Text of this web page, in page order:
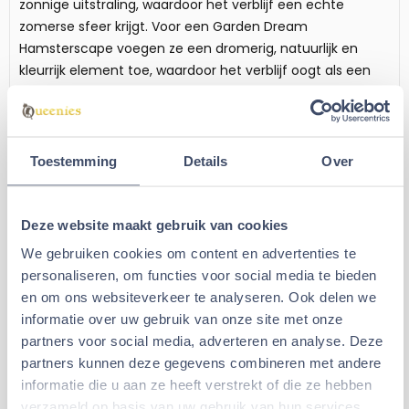
Toestemming Details Over
Deze website maakt gebruik van cookies
We gebruiken cookies om content en advertenties te
personaliseren, om functies voor social media te bieden
en om ons websiteverkeer te analyseren. Ook delen we
informatie over uw gebruik van onze site met onze
partners voor social media, adverteren en analyse. Deze
partners kunnen deze gegevens combineren met andere
informatie die u aan ze heeft verstrekt of die ze hebben
zonnige uitstraling, waardoor het verblijf een echte
zomerse sfeer krijgt. Voor een Garden Dream
Hamsterscape voegen ze een dromerig, natuurlijk en
kleurrijk element toe, waardoor het verblijf oogt als een
met andere bloemen, mos en houten elementen, creëer
bij elk seizoen!
Specificaties Lamsoor Geel 100 gram
Inhoud:100 gram
Geschikt voor: Hamsterscaping| Themascaping
Aanbevolen artikelen voor
Lamsoor Geel 100 gram
Oogsthouder Groot
Lamsoor Ultraviolet 100
gram